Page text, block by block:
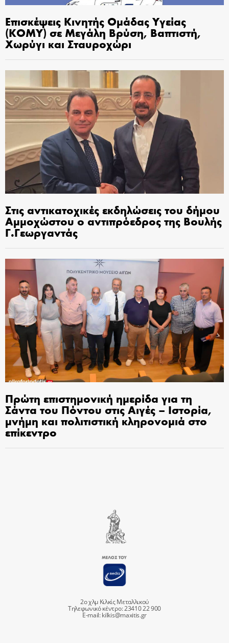
Επισκέψεις Κινητής Ομάδας Υγείας
(ΚΟΜΥ) σε Μεγάλη Βρύση, Βαπτιστή,
Χωρύγι και Σταυροχώρι
Στις αντικατοχικές εκδηλώσεις του δήμου
Αμμοχώστου ο αντιπρόεδρος της Βουλής
Γ.Γεωργαντάς
Πρώτη επιστημονική ημερίδα για τη
Σάντα του Πόντου στις Αιγές – Ιστορία,
μνήμη και πολιτιστική κληρονομιά στο
επίκεντρο
2ο χλμ Κιλκίς Μεταλλικού
Τηλεφωνικό κέντρο: 23410 22 900
E-mail:kilkis@maxitis.gr